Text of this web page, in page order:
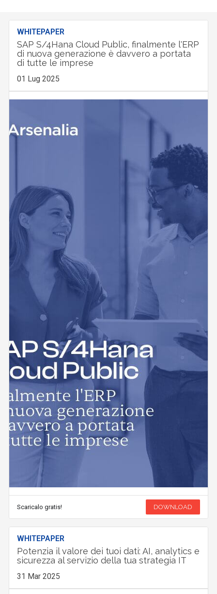
WHITEPAPER
SAP S/4Hana Cloud Public, finalmente l'ERP
di nuova generazione è davvero a portata
di tutte le imprese
01 Lug 2025
Scaricalo gratis! DOWNLOAD
WHITEPAPER
Potenzia il valore dei tuoi dati: AI, analytics e
sicurezza al servizio della tua strategia IT
31 Mar 2025